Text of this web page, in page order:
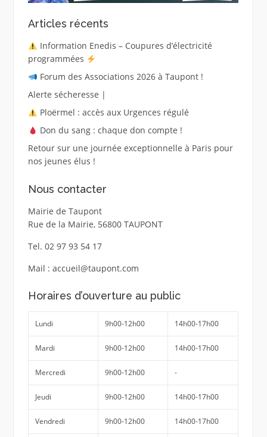
Articles récents
Information Enedis – Coupures d’électricité
programmées
Forum des Associations 2026 à Taupont !
Alerte sécheresse |
Ploërmel : accès aux Urgences régulé
Don du sang : chaque don compte !
Retour sur une journée exceptionnelle à Paris pour
nos jeunes élus !
Nous contacter
Mairie de Taupont
Rue de la Mairie, 56800 TAUPONT
Tel. 02 97 93 54 17
Mail : accueil@taupont.com
Horaires d’ouverture au public
Lundi 9h00-12h00 14h00-17h00
Mardi 9h00-12h00 14h00-17h00
Mercredi 9h00-12h00 -
Jeudi 9h00-12h00 14h00-17h00
Vendredi 9h00-12h00 14h00-17h00